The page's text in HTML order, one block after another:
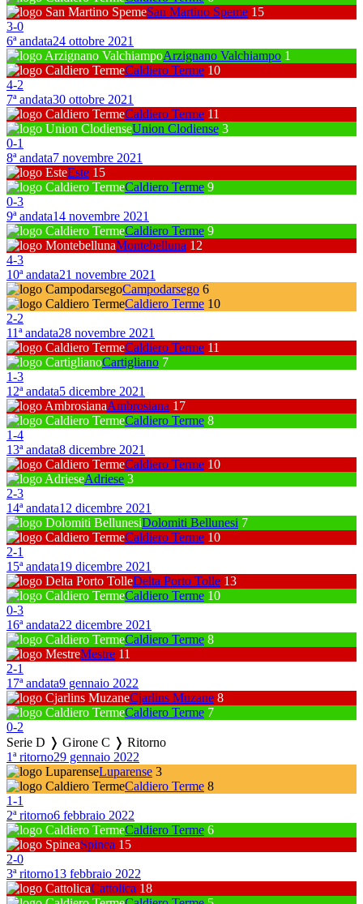
San Martino Speme 15
3-0
6ª andata24 ottobre 2021
Arzignano Valchiampo 1
Caldiero Terme 10
4-2
7ª andata30 ottobre 2021
Caldiero Terme 11
Union Clodiense 3
0-1
8ª andata7 novembre 2021
Este 15
Caldiero Terme 9
0-3
9ª andata14 novembre 2021
Caldiero Terme 9
Montebelluna 12
4-3
10ª andata21 novembre 2021
Campodarsego 6
Caldiero Terme 10
2-2
11ª andata28 novembre 2021
Caldiero Terme 11
Cartigliano 7
1-3
12ª andata5 dicembre 2021
Ambrosiana 17
Caldiero Terme 8
1-4
13ª andata8 dicembre 2021
Caldiero Terme 10
Adriese 3
2-3
14ª andata12 dicembre 2021
Dolomiti Bellunesi 7
Caldiero Terme 10
2-1
15ª andata19 dicembre 2021
Delta Porto Tolle 13
Caldiero Terme 10
0-3
16ª andata22 dicembre 2021
Caldiero Terme 8
Mestre 11
2-1
17ª andata9 gennaio 2022
Cjarlins Muzane 8
Caldiero Terme 7
0-2
Serie D ❭ Girone C ❭ Ritorno
1ª ritorno29 gennaio 2022
Luparense 3
Caldiero Terme 8
1-1
2ª ritorno6 febbraio 2022
Caldiero Terme 6
Spinea 15
2-0
3ª ritorno13 febbraio 2022
Cattolica 18